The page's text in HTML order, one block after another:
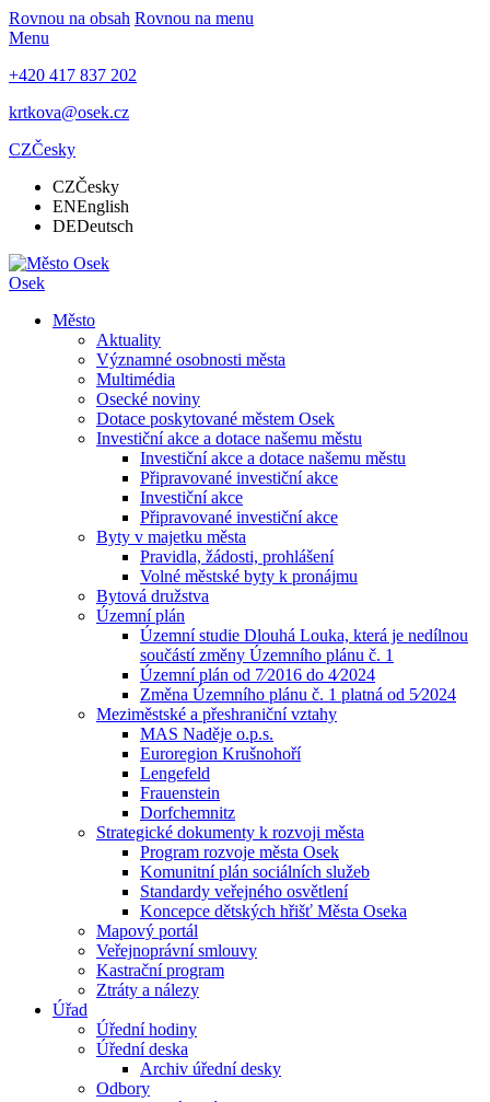
Rovnou na obsah Rovnou na menu
Menu
+420 417 837 202
krtkova@osek.cz
CZČesky
CZČesky
ENEnglish
DEDeutsch
Osek
Město
Aktuality
Významné osobnosti města
Multimédia
Osecké noviny
Dotace poskytované městem Osek
Investiční akce a dotace našemu městu
Investiční akce a dotace našemu městu
Připravované investiční akce
Investiční akce
Připravované investiční akce
Byty v majetku města
Pravidla, žádosti, prohlášení
Volné městské byty k pronájmu
Bytová družstva
Územní plán
Územní studie Dlouhá Louka, která je nedílnou
součástí změny Územního plánu č. 1
Územní plán od 7⁄2016 do 4⁄2024
Změna Územního plánu č. 1 platná od 5⁄2024
Meziměstské a přeshraniční vztahy
MAS Naděje o.p.s.
Euroregion Krušnohoří
Lengefeld
Frauenstein
Dorfchemnitz
Strategické dokumenty k rozvoji města
Program rozvoje města Osek
Komunitní plán sociálních služeb
Standardy veřejného osvětlení
Koncepce dětských hřišť Města Oseka
Mapový portál
Veřejnoprávní smlouvy
Kastrační program
Ztráty a nálezy
Úřad
Úřední hodiny
Úřední deska
Archiv úřední desky
Odbory